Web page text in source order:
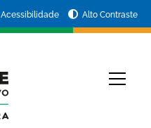
Acessibilidade Alto Contraste